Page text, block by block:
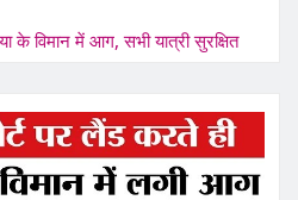
के विमान में आग, सभी यात्री सुरक्षित